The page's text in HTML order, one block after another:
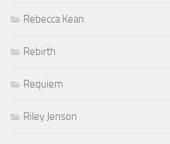
Rebecca Kean
Rebirth
Requiem
Riley Jenson